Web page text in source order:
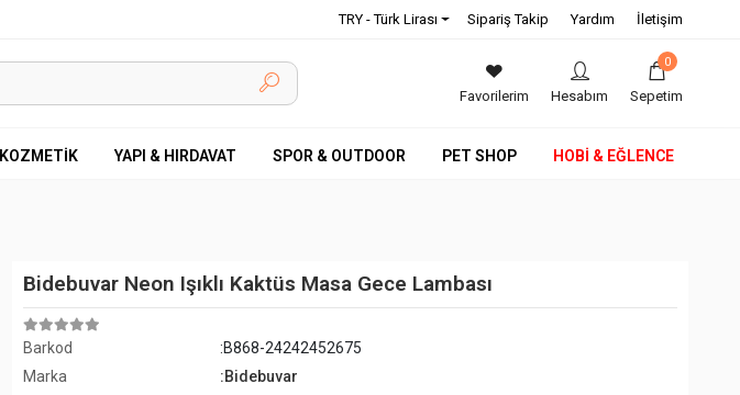
TRY - Türk Lirası Sipariş Takip Yardım İletişim
Favorilerim Hesabım
0
Sepetim
KOZMETİK YAPI & HIRDAVAT SPOR & OUTDOOR PET SHOP HOBİ & EĞLENCE
Bidebuvar Neon Işıklı Kaktüs Masa Gece Lambası
Barkod
:B868-24242452675
Marka
:Bidebuvar